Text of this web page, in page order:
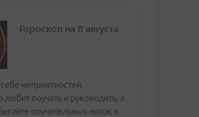
Гороскоп на 8 августа
неприятностей,
любит поучать и руководить, а
поучительных ноток в